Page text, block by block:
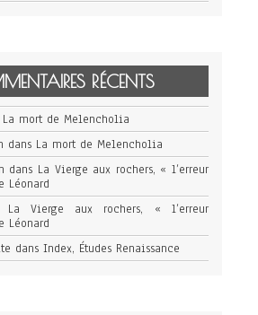
RÉCENTS
La mort de Melencholia
dans La mort de Melencholia
dans La Vierge aux rochers, « l’erreur
Léonard
La Vierge aux rochers, « l’erreur
Léonard
dans Index, Études Renaissance